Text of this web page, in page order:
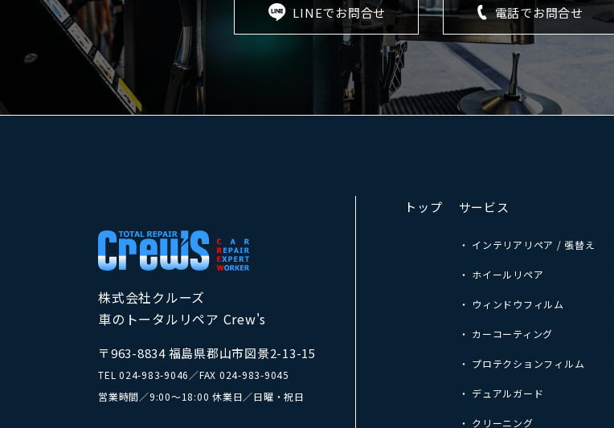
LINEでお問合せ 電話でお問合せ
株式会社クルーズ
車のトータルリペア Crew's
〒963-8834 福島県郡山市図景2-13-15
TEL 024-983-9046 ／FAX 024-983-9045
営業時間／9:00～18:00 休業日／日曜・祝日
トップ サービス
・ インテリアリペア / 張替え
・ ホイールリペア
・ ウィンドウフィルム
・ カーコーティング
・ プロテクションフィルム
・ デュアルガード
・ クリーニング